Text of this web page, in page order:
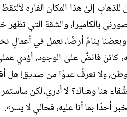
إلىٰ هذا المكان الفاره
بالكاميرا، والشقة التي تظهر
ينامُ أرضًا، نعمل في أعمالٍ
كائنٌ فائضٌ علىٰ الوجود، أؤدي
ولا نعرفُ عدوًا من صديق! هل
هنا وهناك؟ لا أدري، لكن
أحدًا بما أنا عليه، فحالي لا يسر».